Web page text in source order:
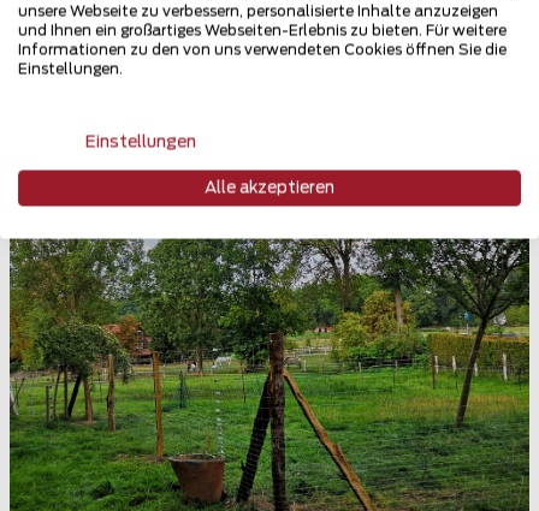
unsere Webseite zu verbessern, personalisierte Inhalte anzuzeigen
und Ihnen ein großartiges Webseiten-Erlebnis zu bieten. Für weitere
Informationen zu den von uns verwendeten Cookies öffnen Sie die
Einstellungen.
Einstellungen
Alle akzeptieren